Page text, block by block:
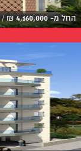
החל מ- 4,160,000
₪
/